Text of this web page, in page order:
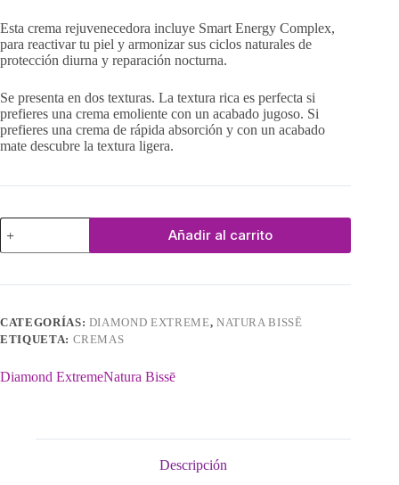
Esta crema rejuvenecedora incluye Smart Energy Complex,
para reactivar tu piel y armonizar sus ciclos naturales de
protección diurna y reparación nocturna.
Se presenta en dos texturas. La textura rica es perfecta si
prefieres una crema emoliente con un acabado jugoso. Si
prefieres una crema de rápida absorción y con un acabado
mate descubre la textura ligera.
Diamond
Extreme
Cream
cantidad
Añadir al carrito
CATEGORÍAS: DIAMOND EXTREME, NATURA BISSĒ
ETIQUETA: CREMAS
Diamond ExtremeNatura Bissē
Descripción